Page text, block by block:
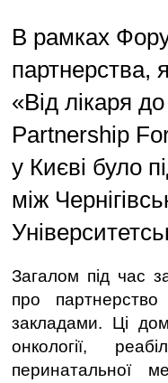
В рамках
партнерства,
«Від лікаря
Partnership
у Києві було
між
Загалом під час
про
закладами. Ці
онкології,
перинатальної